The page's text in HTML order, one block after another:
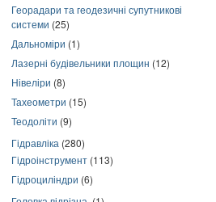
Георадари та геодезичні супутникові
системи (25)
Дальноміри (1)
Лазерні будівельники площин (12)
Нівеліри (8)
Тахеометри (15)
Теодоліти (9)
Гідравліка (280)
Гідроінструмент (113)
Гідроциліндри (6)